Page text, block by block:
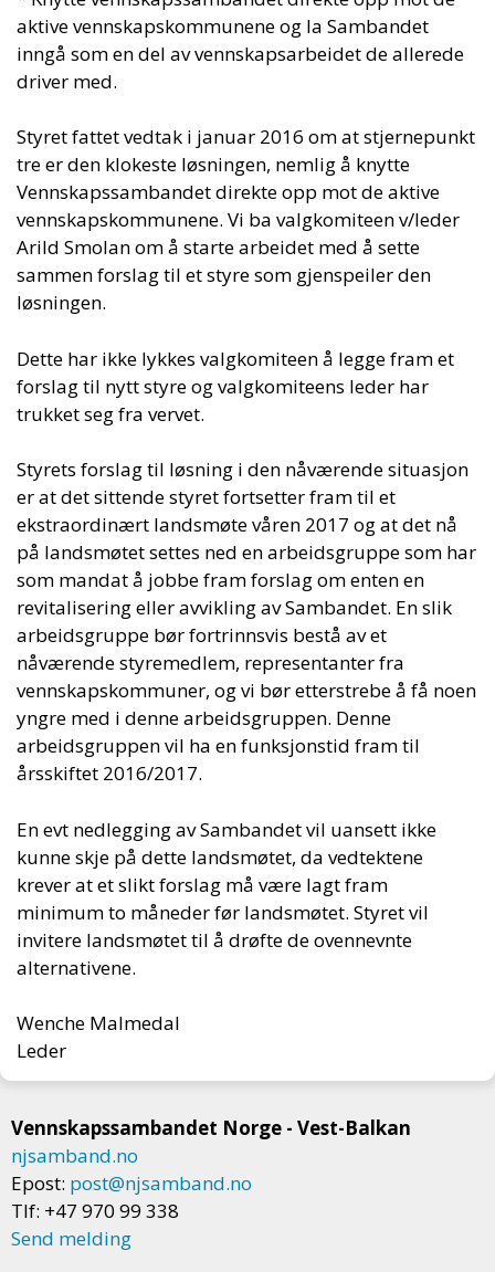
aktive vennskapskommunene og la Sambandet
inngå som en del av vennskapsarbeidet de allerede
driver med.
Styret fattet vedtak i januar 2016 om at stjernepunkt
tre er den klokeste løsningen, nemlig å knytte
Vennskapssambandet direkte opp mot de aktive
vennskapskommunene. Vi ba valgkomiteen v/leder
Arild Smolan om å starte arbeidet med å sette
sammen forslag til et styre som gjenspeiler den
løsningen.
Dette har ikke lykkes valgkomiteen å legge fram et
forslag til nytt styre og valgkomiteens leder har
trukket seg fra vervet.
Styrets forslag til løsning i den nåværende situasjon
er at det sittende styret fortsetter fram til et
ekstraordinært landsmøte våren 2017 og at det nå
på landsmøtet settes ned en arbeidsgruppe som har
som mandat å jobbe fram forslag om enten en
revitalisering eller avvikling av Sambandet. En slik
arbeidsgruppe bør fortrinnsvis bestå av et
nåværende styremedlem, representanter fra
vennskapskommuner, og vi bør etterstrebe å få noen
yngre med i denne arbeidsgruppen. Denne
arbeidsgruppen vil ha en funksjonstid fram til
årsskiftet 2016/2017.
En evt nedlegging av Sambandet vil uansett ikke
kunne skje på dette landsmøtet, da vedtektene
krever at et slikt forslag må være lagt fram
minimum to måneder før landsmøtet. Styret vil
invitere landsmøtet til å drøfte de ovennevnte
alternativene.
Wenche Malmedal
Leder
Vennskapssambandet Norge - Vest-Balkan
njsamband.no
Epost: post@njsamband.no
Tlf: +47 970 99 338
Send melding